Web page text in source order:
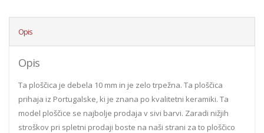
Opis
Opis
Ta ploščica je debela 10 mm in je zelo trpežna. Ta ploščica
prihaja iz Portugalske, ki je znana po kvalitetni keramiki. Ta
model ploščice se najbolje prodaja v sivi barvi. Zaradi nižjih
stroškov pri spletni prodaji boste na naši strani za to ploščico